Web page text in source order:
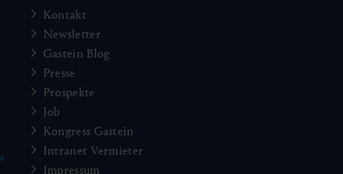
Kontakt
Newsletter
Gastein Blog
Presse
Prospekte
Job
Kongress Gastein
Intranet Vermieter
Impressum